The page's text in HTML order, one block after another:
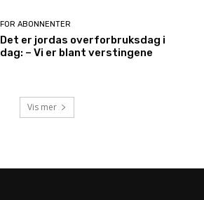
FOR ABONNENTER
Det er jordas overforbruksdag i
dag: – Vi er blant verstingene
Vis mer